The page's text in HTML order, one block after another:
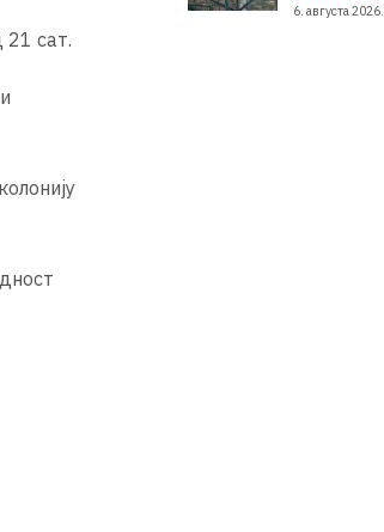
21 сат.
6. августа 2026.